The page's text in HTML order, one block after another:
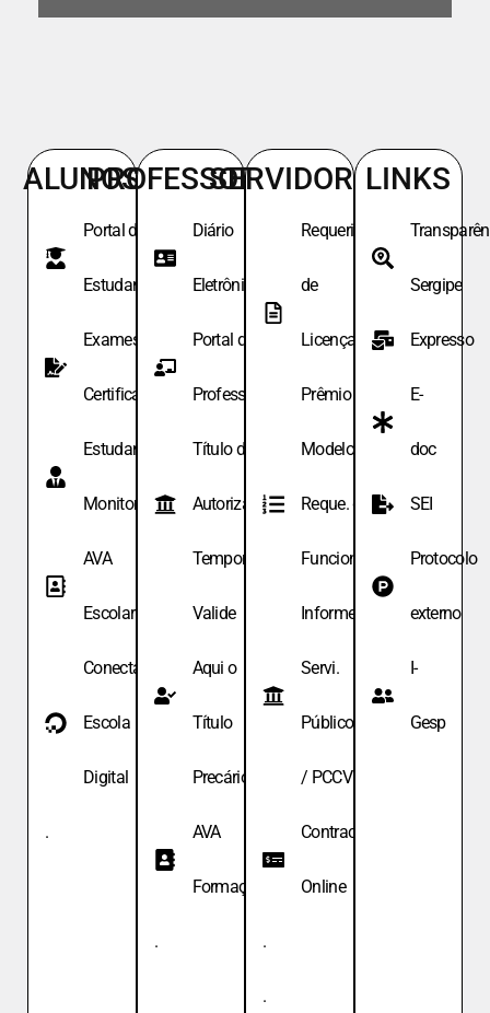
ALUNOS
Portal do
Estudante
Exames de
Certificação
Estudante
Monitor
AVA
Escolar
Conecta
Escola
Digital
.
PROFESSORES
Diário
Eletrônico
Portal do
Professor
Título de
Autoriza.
Temporária
Valide
Aqui o
Título
Precário
AVA
Formação
.
SERVIDORES
Requeri.
de
Licença
Prêmio
Modelo de
Reque. de
Funcionário
Informe
Servi.
Públicos
/ PCCV
Contracheque
Online
.
.
LINKS
Sergipe
Expresso
E-
doc
SEI
Protocolo
externo
I-
Gesp